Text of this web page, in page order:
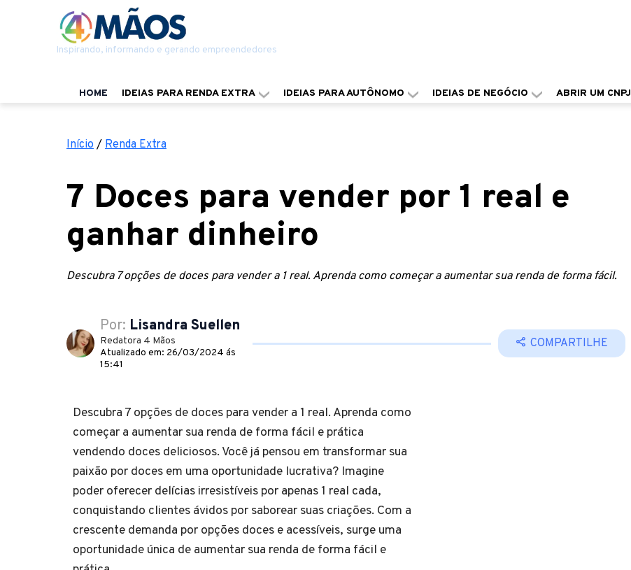
Inspirando, informando e gerando empreendedores
HOME IDEIAS PARA RENDA EXTRA IDEIAS PARA AUTÔNOMO IDEIAS DE NEGÓCIO ABRIR UM CNPJ
Início / Renda Extra
7 Doces para vender por 1 real e
ganhar dinheiro
Descubra 7 opções de doces para vender a 1 real. Aprenda como começar a aumentar sua renda de forma fácil.
Por: Lisandra Suellen
Redatora 4 Mãos
Atualizado em: 26/03/2024 ás
15:41
COMPARTILHE
Descubra 7 opções de doces para vender a 1 real. Aprenda como
começar a aumentar sua renda de forma fácil e prática
vendendo doces deliciosos. Você já pensou em transformar sua
paixão por doces em uma oportunidade lucrativa? Imagine
poder oferecer delícias irresistíveis por apenas 1 real cada,
conquistando clientes ávidos por saborear suas criações. Com a
crescente demanda por opções doces e acessíveis, surge uma
oportunidade única de aumentar sua renda de forma fácil e